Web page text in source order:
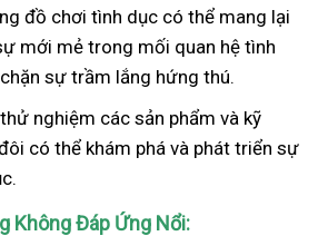
đồ chơi tình dục có thể mang lại
mới mẻ trong mối quan hệ tình
sự trầm lắng hứng thú.
nghiệm các sản phẩm và kỹ
có thể khám phá và phát triển sự
Không Đáp Ứng Nổi: